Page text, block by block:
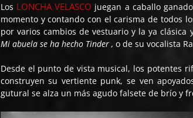
Los LONCHA VELASCO juegan a caballo
momento y contando con el carisma de todos
por varios cambios de vestuario y la ya clásica
Mi abuela se ha hecho Tinder , o de su vocalista
Desde el punto de vista musical, los potentes
construyen su vertiente punk, se ven
gutural se alza un más agudo falsete de brío y